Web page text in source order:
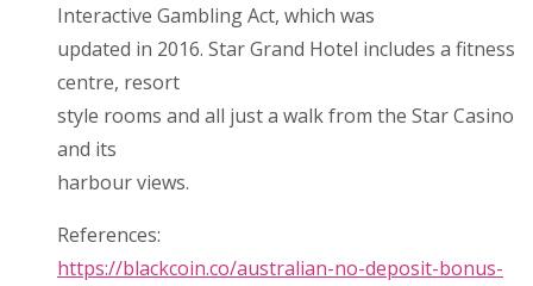
Interactive Gambling Act, which was
updated in 2016. Star Grand Hotel includes a fitness
centre, resort
style rooms and all just a walk from the Star Casino
and its
harbour views.
References:
https://blackcoin.co/australian-no-deposit-bonus-